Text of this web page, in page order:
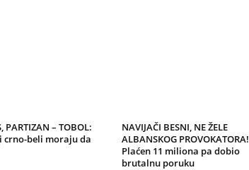
PARTIZAN – TOBOL:
crno-beli moraju da
NAVIJAČI BESNI, NE ŽELE
ALBANSKOG PROVOKATORA!
Plaćen 11 miliona pa dobio
brutalnu poruku